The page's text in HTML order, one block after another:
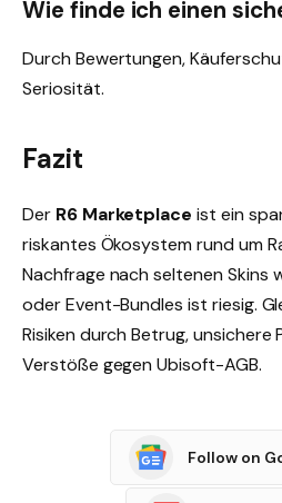
Wie finde ich einen
Durch Bewertungen,
Seriosität.
Fazit
Der R6 Marketplace ist ein
riskantes Ökosystem rund um
Nachfrage nach seltenen Skins
oder Event-Bundles ist riesig.
Risiken durch Betrug,
Verstöße gegen Ubisoft-AGB.
Follow on